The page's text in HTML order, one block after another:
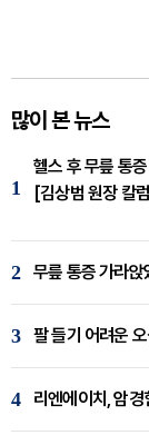
많이 본 뉴스
1
헬스 후 무릎 통
[김상범 원장 칼
2
3
4 리엔에이치, 암경